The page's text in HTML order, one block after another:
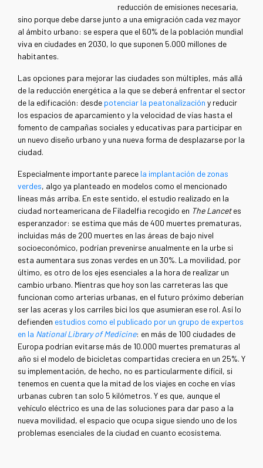
reducción de emisiones necesaria,
sino porque debe darse junto a una emigración cada vez mayor
al ámbito urbano: se espera que el 60% de la población mundial
viva en ciudades en 2030, lo que suponen 5.000 millones de
habitantes.
Las opciones para mejorar las ciudades son múltiples, más allá
de la reducción energética a la que se deberá enfrentar el sector
de la edificación: desde potenciar la peatonalización y reducir
los espacios de aparcamiento y la velocidad de vías hasta el
fomento de campañas sociales y educativas para participar en
un nuevo diseño urbano y una nueva forma de desplazarse por la
ciudad.
Especialmente importante parece la implantación de zonas
verdes, algo ya planteado en modelos como el mencionado
líneas más arriba. En este sentido, el estudio realizado en la
ciudad norteamericana de Filadelfia recogido en The Lancetes
esperanzador: se estima que más de 400 muertes prematuras,
incluidas más de 200 muertes en las áreas de bajo nivel
socioeconómico, podrían prevenirse anualmente en la urbe si
esta aumentara sus zonas verdes en un 30%. La movilidad, por
último, es otro de los ejes esenciales a la hora de realizar un
cambio urbano. Mientras que hoy son las carreteras las que
funcionan como arterias urbanas, en el futuro próximo deberían
ser las aceras y los carriles bici los que asumieran ese rol. Así lo
defienden estudios como el publicado por un grupo de expertos
en la National Library of Medicine: en más de 100 ciudades de
Europa podrían evitarse más de 10.000 muertes prematuras al
año si el modelo de bicicletas compartidas creciera en un 25%. Y
su implementación, de hecho, no es particularmente difícil, si
tenemos en cuenta que la mitad de los viajes en coche en vías
urbanas cubren tan solo 5 kilómetros. Y es que, aunque el
vehículo eléctrico es una de las soluciones para dar paso a la
nueva movilidad, el espacio que ocupa sigue siendo uno de los
problemas esenciales de la ciudad en cuanto ecosistema.